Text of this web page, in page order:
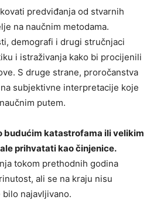
predviđanja od stvarnih
na naučnim metodama.
demografi i drugi stručnjaci
i istraživanja kako bi procijenili
S druge strane, proročanstva
subjektivne interpretacije koje
putem.
budućim katastrofama ili velikim
prihvatati kao činjenice.
tokom prethodnih godina
ali se na kraju nisu
najavljivano.